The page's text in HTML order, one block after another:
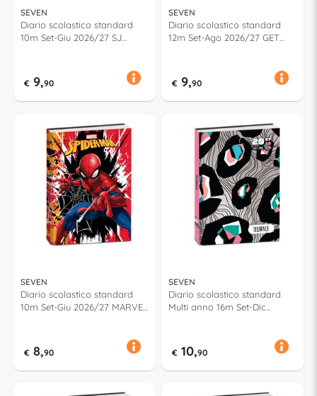
SEVEN
Diario scolastico standard
10m Set-Giu 2026/27 SJ
€ 9,90
SEVEN
Diario scolastico standard
12m Set-Ago 2026/27 GET
€ 9,90
SEVEN
Diario scolastico standard
10m Set-Giu 2026/27 MARVEL
€ 8,90
SEVEN
Diario scolastico standard
Multi anno 16m Set-Dic
€ 10,90